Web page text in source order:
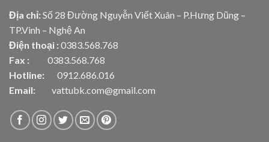
Địa chỉ: Số 28 Đường Nguyễn Viết Xuân – P.Hưng Dũng –
TP.Vinh – Nghệ An
Điện thoại : 0383.568.768
Fax : 0383.568.768
Hotline: 0912.686.016
Email:
vattubk.com@gmail.com